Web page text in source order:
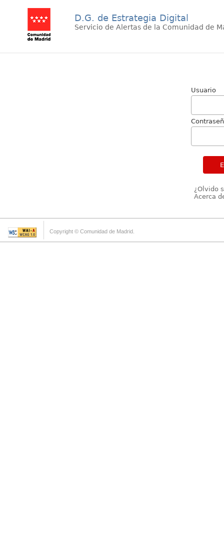
D.G. de Estrategia Digital
Servicio de Alertas de la Comunidad de
Usuario
¿Olvido
Acerca
Copyright © Comunidad de Madrid.